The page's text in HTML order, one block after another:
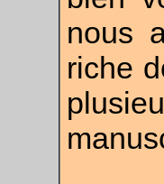
nous
riche